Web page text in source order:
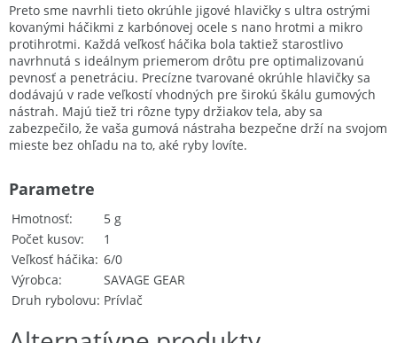
Preto sme navrhli tieto okrúhle jigové hlavičky s ultra ostrými
kovanými háčikmi z karbónovej ocele s nano hrotmi a mikro
protihrotmi. Každá veľkosť háčika bola taktiež starostlivo
navrhnutá s ideálnym priemerom drôtu pre optimalizovanú
pevnosť a penetráciu. Precízne tvarované okrúhle hlavičky sa
dodávajú v rade veľkostí vhodných pre širokú škálu gumových
nástrah. Majú tiež tri rôzne typy držiakov tela, aby sa
zabezpečilo, že vaša gumová nástraha bezpečne drží na svojom
mieste bez ohľadu na to, aké ryby lovíte.
Hmotnosť
5 g
Počet kusov
1
Veľkosť háčika 6/0
Výrobca
SAVAGE GEAR
Druh rybolovu Prívlač
Parametre